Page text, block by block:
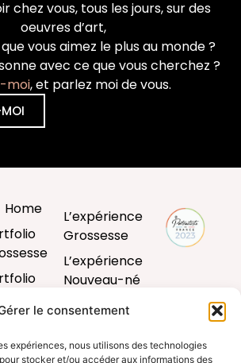
le consentement
expériences, nous utilisons des technologies
stocker et/ou accéder aux informations des
chez vous, tous les jours, sur des
oeuvres d’art,
vous aimez le plus au monde ?
avec ce que vous cherchez ?
moi, et parlez moi de vous.
Home
L’expérience
Grossesse
L’expérience
Nouveau-né
L’expérience
L’expérience